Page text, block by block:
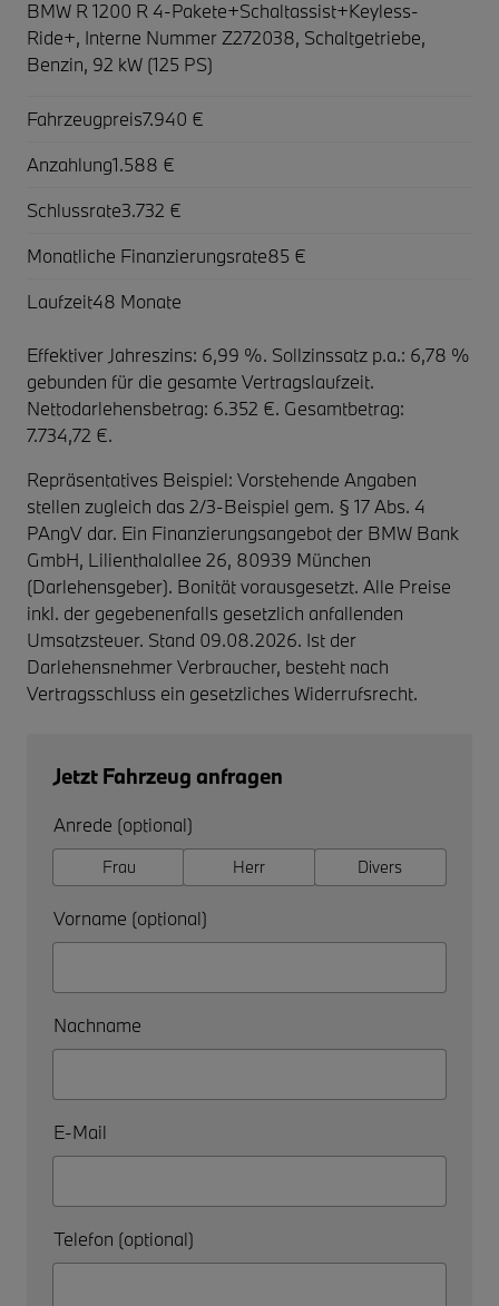
BMW R 1200 R 4-Pakete+Schaltassist+Keyless-
Ride+, Interne Nummer Z272038, Schaltgetriebe,
Benzin, 92 kW (125 PS)
Fahrzeugpreis7.940 €
Anzahlung1.588 €
Schlussrate3.732 €
Monatliche Finanzierungsrate85 €
Laufzeit48 Monate
Effektiver Jahreszins: 6,99 %. Sollzinssatz p.a.: 6,78 %
gebunden für die gesamte Vertragslaufzeit.
Nettodarlehensbetrag: 6.352 €. Gesamtbetrag:
7.734,72 €.
Repräsentatives Beispiel: Vorstehende Angaben
stellen zugleich das 2/3-Beispiel gem. § 17 Abs. 4
PAngV dar. Ein Finanzierungsangebot der BMW Bank
GmbH, Lilienthalallee 26, 80939 München
(Darlehensgeber). Bonität vorausgesetzt. Alle Preise
inkl. der gegebenenfalls gesetzlich anfallenden
Umsatzsteuer. Stand 09.08.2026. Ist der
Darlehensnehmer Verbraucher, besteht nach
Vertragsschluss ein gesetzliches Widerrufsrecht.
Jetzt Fahrzeug anfragen
Anrede (optional)
Frau Herr Divers
Vorname (optional)
Nachname
E-Mail
Telefon (optional)